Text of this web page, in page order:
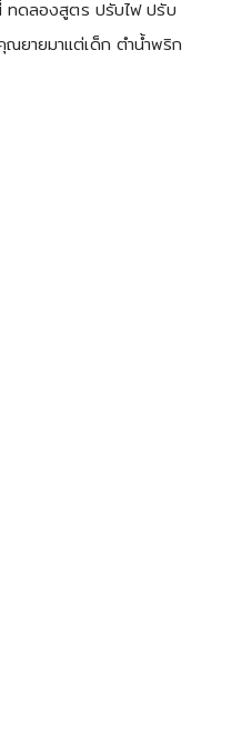
ทดลองสูตร ปรับไฟ ปรับ
ยายมาแต่เด็ก ตำน้ำพริก